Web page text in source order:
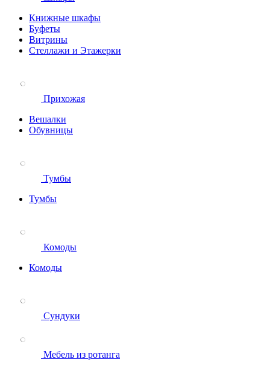
Книжные шкафы
Буфеты
Витрины
Стеллажи и Этажерки
Прихожая
Вешалки
Обувницы
Тумбы
Тумбы
Комоды
Комоды
Сундуки
Мебель из ротанга